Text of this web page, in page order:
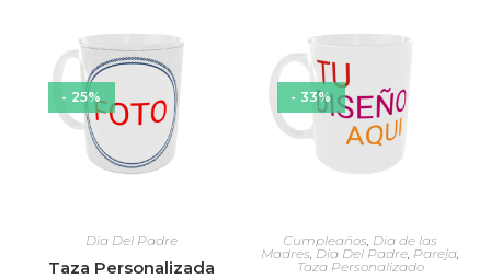
- 25%
Dia Del Padre
Taza Personalizada
- 33%
Cumpleaños Dia de las
Madres Dia Del Padre Pareja
Taza Personalizado